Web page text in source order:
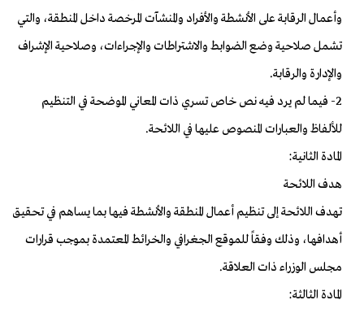
وأعمال الرقابة على الأنشطة والأفراد والمنشآت المرخصة داخل المنطقة، والتي
تشمل صلاحية وضع الضوابط والاشتراطات والإجراءات، وصلاحية الإشراف
والإدارة والرقابة.
2- فيما لم يرد فيه نص خاص تسري ذات المعاني الموضحة في التنظيم
للألفاظ والعبارات المنصوص عليها في اللائحة.
المادة الثانية:
هدف اللائحة
تهدف اللائحة إلى تنظيم أعمال المنطقة والأنشطة فيها بما يساهم في تحقيق
أهدافها، وذلك وفقاً للموقع الجغرافي والخرائط المعتمدة بموجب قرارات
مجلس الوزراء ذات العلاقة.
المادة الثالثة: